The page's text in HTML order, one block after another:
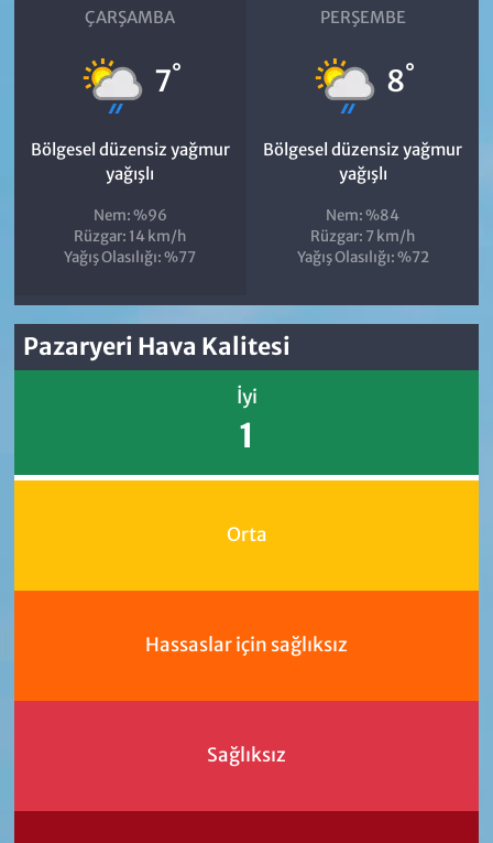
ÇARŞAMBA
7°
Bölgesel düzensiz yağmur
yağışlı
Nem: %96
Rüzgar: 14 km/h
Yağış Olasılığı: %77
PERŞEMBE
8°
Bölgesel düzensiz yağmur
yağışlı
Nem: %84
Rüzgar: 7 km/h
Yağış Olasılığı: %72
Pazaryeri Hava Kalitesi
İyi
1
Orta
Hassaslar için sağlıksız
Sağlıksız